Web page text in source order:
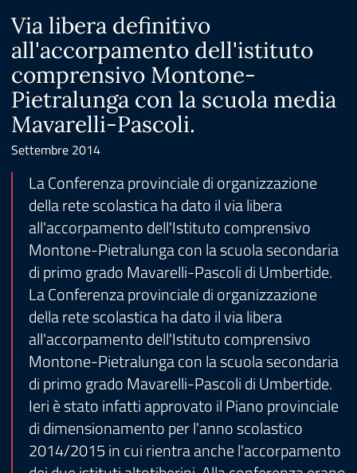
Via libera definitivo
all'accorpamento dell'istituto
comprensivo Montone-
Pietralunga con la scuola media
Mavarelli-Pascoli.
Settembre 2014
La Conferenza provinciale di organizzazione
della rete scolastica ha dato il via libera
all'accorpamento dell'Istituto comprensivo
Montone-Pietralunga con la scuola secondaria
di primo grado Mavarelli-Pascoli di Umbertide.
La Conferenza provinciale di organizzazione
della rete scolastica ha dato il via libera
all'accorpamento dell'Istituto comprensivo
Montone-Pietralunga con la scuola secondaria
di primo grado Mavarelli-Pascoli di Umbertide.
Ieri è stato infatti approvato il Piano provinciale
di dimensionamento per l'anno scolastico
2014/2015 in cui rientra anche l'accorpamento